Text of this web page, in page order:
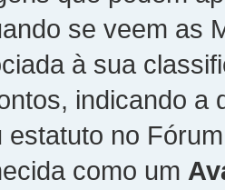
se veem as
à sua
indicando a
estatuto no
como um